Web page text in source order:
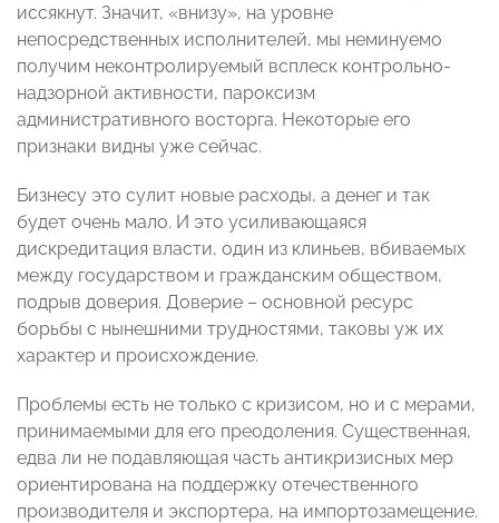
иссякнут. Значит, «внизу», на уровне
непосредственных исполнителей, мы неминуемо
получим неконтролируемый всплеск контрольно-
надзорной активности, пароксизм
административного восторга. Некоторые его
признаки видны уже сейчас.
Бизнесу это сулит новые расходы, а денег и так
будет очень мало. И это усиливающаяся
дискредитация власти, один из клиньев, вбиваемых
между государством и гражданским обществом,
подрыв доверия. Доверие – основной ресурс
борьбы с нынешними трудностями, таковы уж их
характер и происхождение.
Проблемы есть не только с кризисом, но и с мерами,
принимаемыми для его преодоления. Существенная,
едва ли не подавляющая часть антикризисных мер
ориентирована на поддержку отечественного
производителя и экспортера, на импортозамещение.